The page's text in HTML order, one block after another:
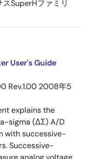
SuperHファミリ
User's Guide
Rev.1.00 2008年5
explains the
sigma (ΔΣ) A/D
with successive-
Successive-